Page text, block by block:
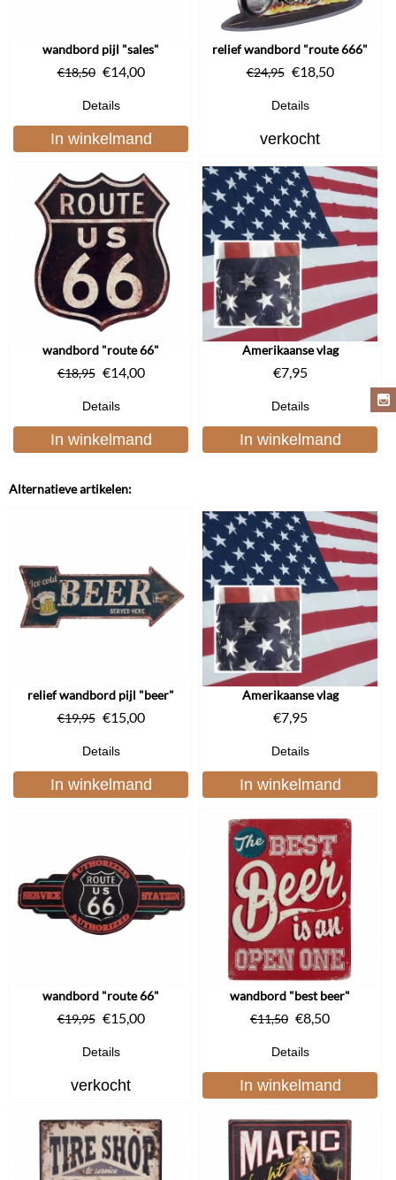
wandbord pijl "sales"
€18,50 €14,00
Details
In winkelmand
relief wandbord "route 666"
€24,95 €18,50
Details
verkocht
wandbord "route 66"
€18,95 €14,00
Details
In winkelmand
Amerikaanse vlag
€7,95
Details
In winkelmand
Alternatieve artikelen:
relief wandbord pijl "beer"
€19,95 €15,00
Details
In winkelmand
Amerikaanse vlag
€7,95
Details
In winkelmand
wandbord "route 66"
€19,95 €15,00
Details
verkocht
wandbord "best beer"
€11,50 €8,50
Details
In winkelmand